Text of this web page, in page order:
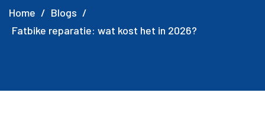
Home / Blogs /
Fatbike reparatie: wat kost het in 2026?